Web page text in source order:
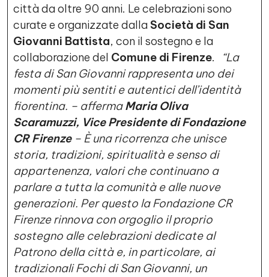
città da oltre 90 anni. Le celebrazioni sono
curate e organizzate dalla Società di San
Giovanni Battista, con il sostegno e la
collaborazione del Comune di Firenze. “La
festa di San Giovanni rappresenta uno dei
momenti più sentiti e autentici dell’identità
fiorentina. – affermaMaria Oliva
Scaramuzzi, Vice Presidente di Fondazione
CR Firenze– È una ricorrenza che unisce
storia, tradizioni, spiritualità e senso di
appartenenza, valori che continuano a
parlare a tutta la comunità e alle nuove
generazioni. Per questo la Fondazione CR
Firenze rinnova con orgoglio il proprio
sostegno alle celebrazioni dedicate al
Patrono della città e, in particolare, ai
tradizionali Fochi di San Giovanni, un